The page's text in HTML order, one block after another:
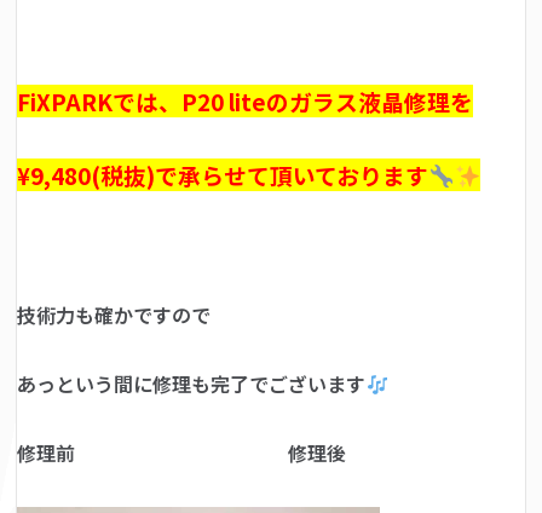
FiXPARKでは、P20 liteのガラス液晶修理を
¥9,480(税抜)で承らせて頂いております
技術力も確かですので
あっという間に修理も完了でございます
修理前 修理後